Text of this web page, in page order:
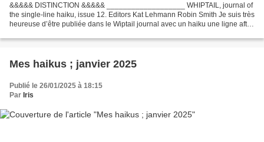
&&&&& DISTINCTION &&&&& ___________________ WHIPTAIL, journal of
the single-line haiku, issue 12. Editors Kat Lehmann Robin Smith Je suis très
heureuse d’être publiée dans le Wiptail journal avec un haiku une ligne after
Mes haikus ; janvier 2025
Publié le 26/01/2025 à 18:15
Par Iris